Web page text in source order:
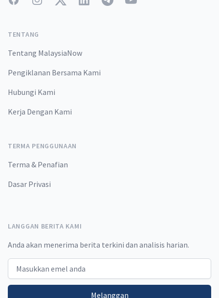
TENTANG
Tentang MalaysiaNow
Pengiklanan Bersama Kami
Hubungi Kami
Kerja Dengan Kami
TERMA PENGGUNAAN
Terma & Penafian
Dasar Privasi
LANGGAN BERITA KAMI
Anda akan menerima berita terkini dan analisis harian.
Email address
Melanggan